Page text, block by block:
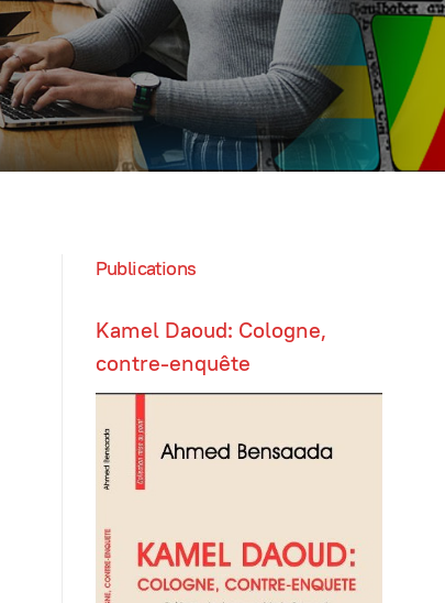
Publications
Kamel Daoud: Cologne,
contre-enquête